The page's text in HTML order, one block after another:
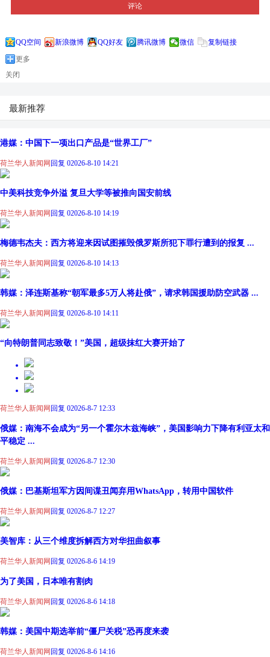
评论
QQ空间 新浪微博 QQ好友 腾讯微博 微信
复制链接
更多
关闭
最新推荐
港媒：中国下一项出口产品是“世界工厂”
荷兰华人新闻网回复 02026-8-10 14:21
中美科技竞争外溢 复旦大学等被推向国安前线
荷兰华人新闻网回复 02026-8-10 14:19
梅德韦杰夫：西方将迎来因试图摧毁俄罗斯所犯下罪行遭到的报复 ...
荷兰华人新闻网 回复 02026-8-10 14:13
韩媒：泽连斯基称“朝军最多5万人将赴俄”，请求韩国援助防空武器 ...
荷兰华人新闻网 回复 02026-8-10 14:11
“向特朗普同志致敬！”美国，超级抹红大赛开始了
荷兰华人新闻网 回复 02026-8-7 12:33
俄媒：南海不会成为“另一个霍尔木兹海峡”，美国影响力下降有利亚太和
平稳定 ...
荷兰华人新闻网 回复 02026-8-7 12:30
俄媒：巴基斯坦军方因间谍丑闻弃用WhatsApp，转用中国软件
荷兰华人新闻网 回复 02026-8-7 12:27
美智库：从三个维度拆解西方对华扭曲叙事
荷兰华人新闻网 回复 02026-8-6 14:19
为了美国，日本唯有割肉
荷兰华人新闻网 回复 02026-8-6 14:18
韩媒：美国中期选举前“僵尸关税”恐再度来袭
荷兰华人新闻网 回复 02026-8-6 14:16